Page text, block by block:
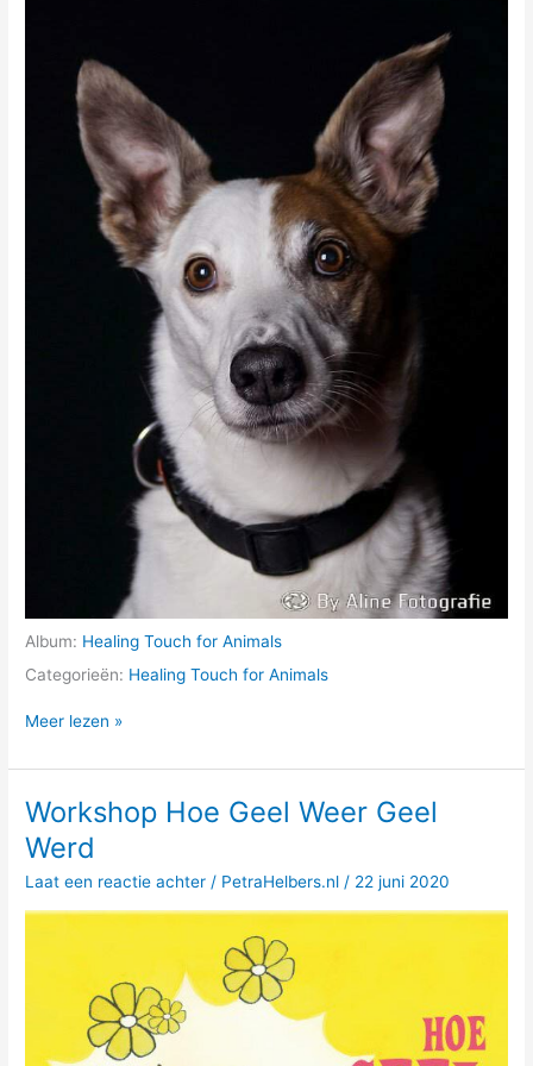
Album: Healing Touch for Animals
Categorieën: Healing Touch for Animals
Spot
Meer lezen »
Workshop Hoe Geel Weer Geel
Werd
Laat een reactie achter / PetraHelbers.nl/ 22 juni 2020